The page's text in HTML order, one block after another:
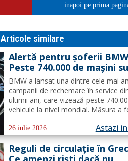
inapoi pe prima
Articole similare
Alertă pentru șoferii
Peste 740.000 de mașini
chemate urgent în service.
probleme s-au descoperit
BMW a lansat una dintre cele mai
campanii de rechemare în service
ultimii ani, care vizează peste
vehicule la nivel mondial. Măsura a
demaror, care, în anumite condiții,
provoca supraîncălzirea
scurtcircuite și...
26 iulie 2026 Astazi
Reguli de circulație în